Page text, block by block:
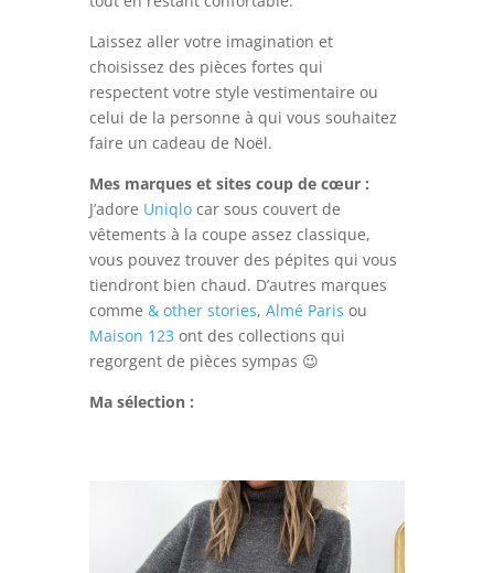
Laissez aller votre imagination et
choisissez des pièces fortes qui
respectent votre style vestimentaire ou
celui de la personne à qui vous souhaitez
faire un cadeau de Noël.
Mes marques et sites coup de cœur :
J’adore Uniqlocar sous couvert de
vêtements à la coupe assez classique,
vous pouvez trouver des pépites qui vous
tiendront bien chaud. D’autres marques
comme & other stories, Almé Paris ou
Maison 123 ont des collections qui
regorgent de pièces sympas 😉
Ma sélection :